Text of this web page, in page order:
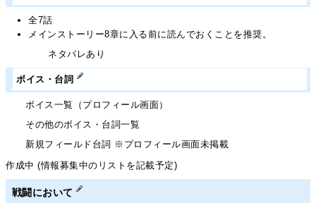
全7話
メインストーリー8章に入る前に読んでおくことを推奨。
ネタバレあり
ボイス・台詞
ボイス一覧（プロフィール画面）
その他のボイス・台詞一覧
新規フィールド台詞 ※プロフィール画面未掲載
作成中 (情報募集中のリストを記載予定)
戦闘において